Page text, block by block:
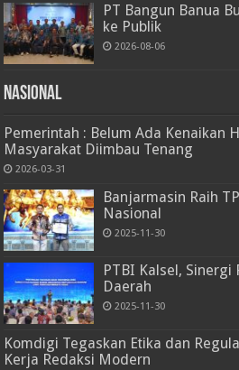
PT Bangun Banua
ke Publik
2026-08-06
Nasional
Pemerintah : Belum Ada Kenaikan
Masyarakat Diimbau Tenang
2026-03-31
Banjarmasin Raih
Nasional
2025-11-30
PTBI Kalsel, Sinergi
Daerah
2025-11-30
Komdigi Tegaskan Etika dan
Kerja Redaksi Modern